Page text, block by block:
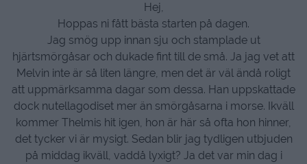
Hej,
Hoppas ni fått bästa starten på dagen.
Jag smög upp innan sju och stamplade ut
hjärtsmörgåsar och dukade fint till de små. Ja jag vet att
Melvin inte är så liten längre, men det är väl ändå roligt
att uppmärksamma dagar som dessa. Han uppskattade
dock nutellagodiset mer än smörgåsarna i morse. Ikväll
kommer Thelmis hit igen, hon är här så ofta hon hinner,
det tycker vi är mysigt. Sedan blir jag tydligen utbjuden
på middag ikväll, vaddå lyxigt? Ja det var min dag i